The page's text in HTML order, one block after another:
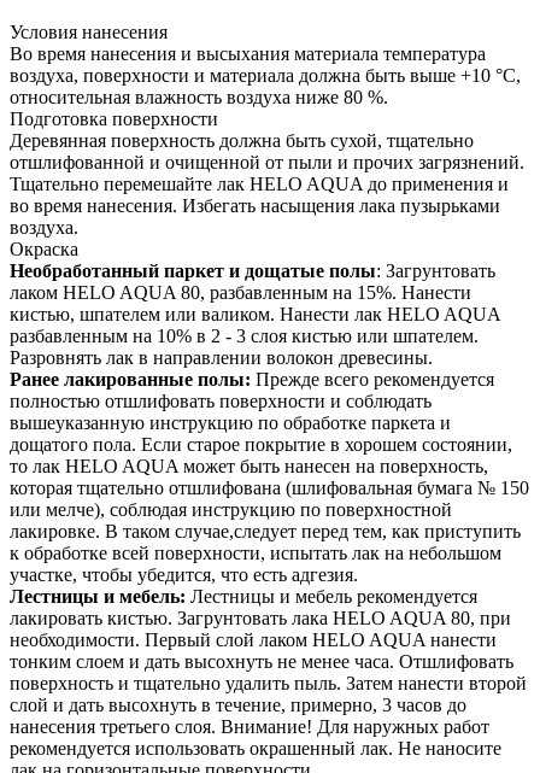
Условия нанесения
Во время нанесения и высыхания материала температура
воздуха, поверхности и материала должна быть выше +10 °С,
относительная влажность воздуха ниже 80 %.
Подготовка поверхности
Деревянная поверхность должна быть сухой, тщательно
отшлифованной и очищенной от пыли и прочих загрязнений.
Тщательно перемешайте лак HELO AQUA до применения и
во время нанесения. Избегать насыщения лака пузырьками
воздуха.
Окраска
Необработанный паркет и дощатые полы: Загрунтовать
лаком HELO AQUA 80, разбавленным на 15%. Нанести
кистью, шпателем или валиком. Нанести лак HELO AQUA
разбавленным на 10% в 2 - 3 слоя кистью или шпателем.
Разровнять лак в направлении волокон древесины.
Ранее лакированные полы: Прежде всего рекомендуется
полностью отшлифовать поверхности и соблюдать
вышеуказанную инструкцию по обработке паркета и
дощатого пола. Если старое покрытие в хорошем состоянии,
то лак HELO AQUA может быть нанесен на поверхность,
которая тщательно отшлифована (шлифовальная бумага № 150
или мелче), соблюдая инструкцию по поверхностной
лакировке. В таком случае,следует перед тем, как приступить
к обработке всей поверхности, испытать лак на небольшом
участке, чтобы убедится, что есть адгезия.
Лестницы и мебель: Лестницы и мебель рекомендуется
лакировать кистью. Загрунтовать лака HELO AQUA 80, при
необходимости. Первый слой лаком HELO AQUA нанести
тонким слоем и дать высохнуть не менее часа. Отшлифовать
поверхность и тщательно удалить пыль. Затем нанести второй
слой и дать высохнуть в течение, примерно, 3 часов до
нанесения третьего слоя. Внимание! Для наружных работ
рекомендуется использовать окрашенный лак. Не наносите